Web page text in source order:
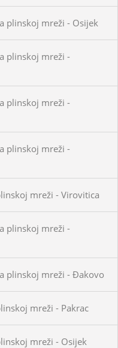
plinskoj mreži - Osijek
plinskoj mreži -
plinskoj mreži -
plinskoj mreži -
mreži - Virovitica
plinskoj mreži -
plinskoj mreži - Đakovo
mreži - Pakrac
mreži - Osijek